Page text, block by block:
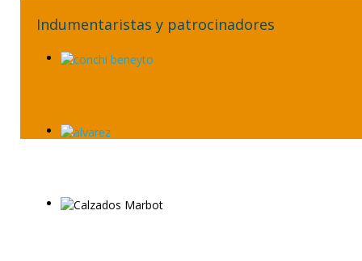
Indumentaristas y patrocinadores